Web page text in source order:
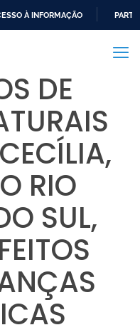
À INFORMAÇÃO
DE
RIO
SUL,